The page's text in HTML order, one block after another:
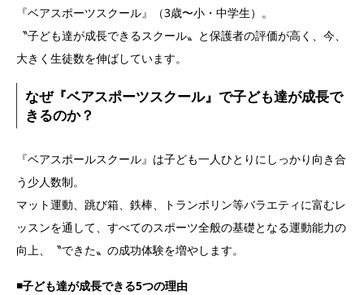
『ベアスポーツスクール』（3歳〜小・中学生）。
〝子ども達が成長できるスクール〟と保護者の評価が高く、今、
大きく生徒数を伸ばしています。
なぜ『ベアスポーツスクール』で子ども達が成長で
きるのか？
『ベアスポールスクール』は子ども一人ひとりにしっかり向き合
う少人数制。
マット運動、跳び箱、鉄棒、トランポリン等バラエティに富むレ
ッスンを通して、すべてのスポーツ全般の基礎となる運動能力の
向上、〝できた〟の成功体験を増やします。
◾️子ども達が成長できる5つの理由